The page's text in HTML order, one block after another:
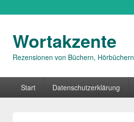
Wortakzente
Rezensionen von Büchern,
Start Datenschutzerklärung